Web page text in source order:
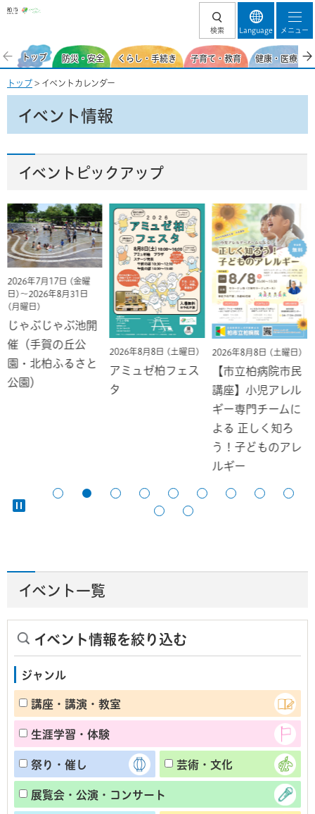
柏市
検索 Language メニュー
トップ 防災・安全 くらし・手続き 子育て・教育 健康・医療・
トップ > イベントカレンダー
イベント情報
イベントピックアップ
2026年7月17日 (金曜
日)～2026年8月31日
(月曜日)
じゃぶじゃぶ池開
催（手賀の丘公
園・北柏ふるさと
公園）
2026年8月8日 (土曜日)
アミュゼ柏フェス
タ
2026年8月8日 (土曜日)
【市立柏病院市民
講座】小児アレル
ギー専門チームに
よる 正しく知ろ
う！子どものアレ
ルギー
イベント一覧
イベント情報を絞り込む
ジャンル
講座・講演・教室
生涯学習・体験
祭り・催し 芸術・文化
展覧会・公演・コンサート